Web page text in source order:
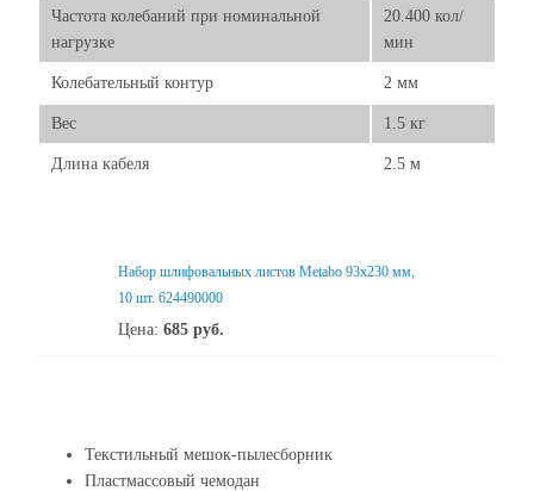
Частота колебаний при номинальной
нагрузке
20.400 кол/
мин
Колебательный контур 2 мм
Вес 1.5 кг
Длина кабеля 2.5 м
Набор шлифовальных листов Metabo 93х230 мм,
10 шт. 624490000
Цена: 685 руб.
Текстильный мешок-пылесборник
Пластмассовый чемодан